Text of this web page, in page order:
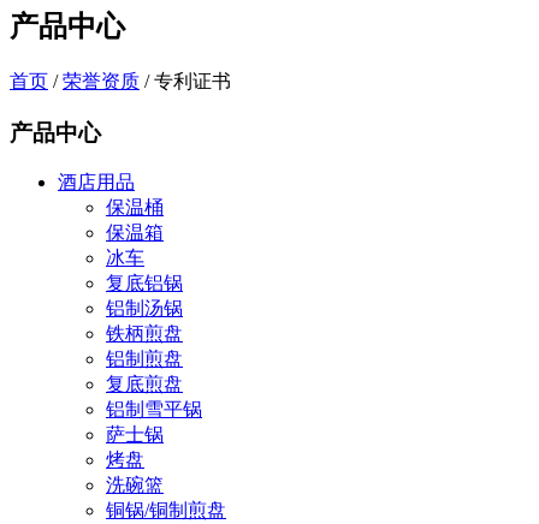
产品中心
首页 /荣誉资质 /专利证书
产品中心
酒店用品
保温桶
保温箱
冰车
复底铝锅
铝制汤锅
铁柄煎盘
铝制煎盘
复底煎盘
铝制雪平锅
萨士锅
烤盘
洗碗篮
铜锅/铜制煎盘